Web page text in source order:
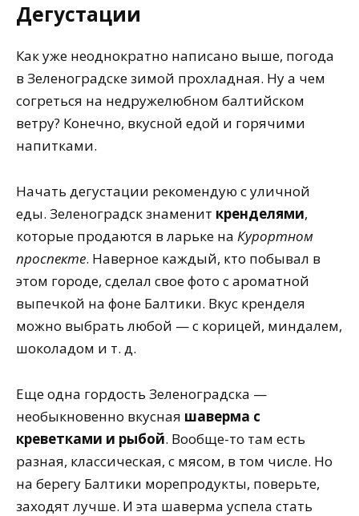
Дегустации
Как уже неоднократно написано выше, погода
в Зеленоградске зимой прохладная. Ну а чем
согреться на недружелюбном балтийском
ветру? Конечно, вкусной едой и горячими
напитками.
Начать дегустации рекомендую с уличной
еды. Зеленоградск знаменит кренделями,
которые продаются в ларьке на Курортном
проспекте. Наверное каждый, кто побывал в
этом городе, сделал свое фото с ароматной
выпечкой на фоне Балтики. Вкус кренделя
можно выбрать любой — с корицей, миндалем,
шоколадом и т. д.
Еще одна гордость Зеленоградска —
необыкновенно вкусная шаверма с
креветками и рыбой. Вообще-то там есть
разная, классическая, с мясом, в том числе. Но
на берегу Балтики морепродукты, поверьте,
заходят лучше. И эта шаверма успела стать